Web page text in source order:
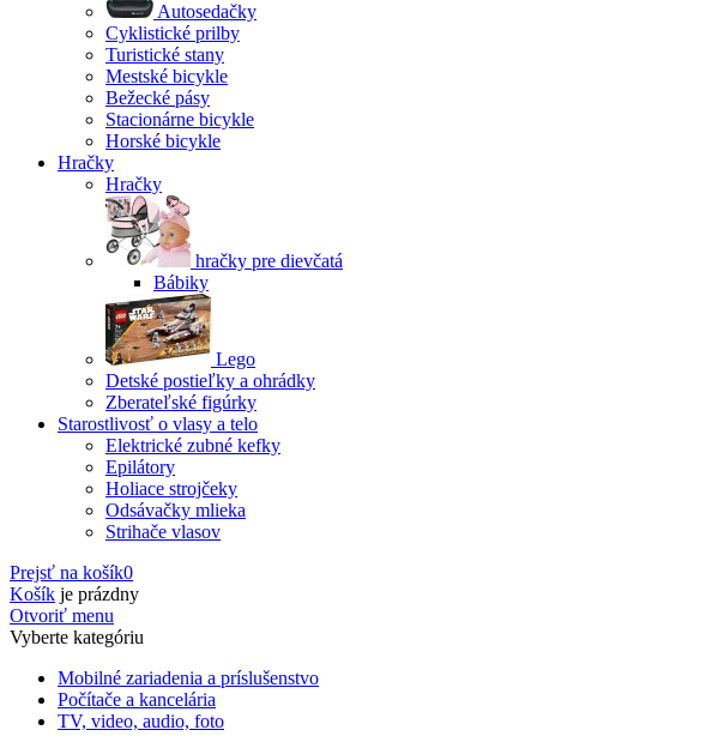
Autosedačky
Cyklistické prilby
Turistické stany
Mestské bicykle
Bežecké pásy
Stacionárne bicykle
Horské bicykle
Hračky
Hračky
hračky pre dievčatá
Bábiky
Lego
Detské postieľky a ohrádky
Zberateľské figúrky
Starostlivosť o vlasy a telo
Elektrické zubné kefky
Epilátory
Holiace strojčeky
Odsávačky mlieka
Strihače vlasov
Prejsť na košík0
Košík je prázdny
Otvoriť menu
Vyberte kategóriu
Mobilné zariadenia a príslušenstvo
Počítače a kancelária
TV, video, audio, foto